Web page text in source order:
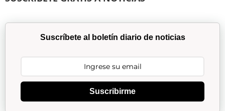
Suscríbete al boletín diario de noticias
Suscribirme